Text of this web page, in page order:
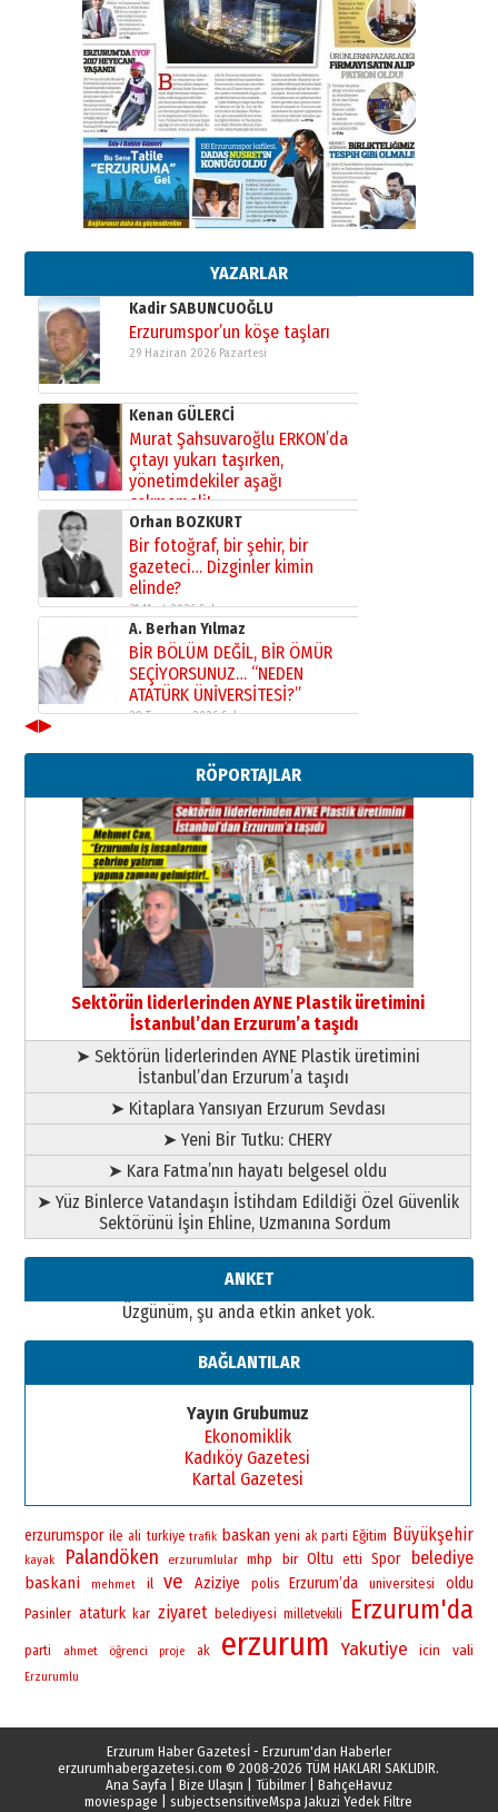
YAZARLAR
Ahmed Yesevi’den bir Alperen…
”Reisimiz” idi… Hakka yürüdü.!
26 Mart 2026 Perşembe
Cem Bakırcı
Ardında bıraktığı hatıralarıyla
gönül adamı Faruk Terzioğlu!
13 Mayıs 2026 Çarşamba
Esat BİNDESEN
Başkan Sekmen’den Erzurum’a
bir vizyon proje daha!
02 Ağustos 2026 Pazar
Kadir SABUNCUOĞLU
Erzurumspor’un köşe taşları
29 Haziran 2026 Pazartesi
Kenan GÜLERCİ
Murat Şahsuvaroğlu ERKON’da
çıtayı yukarı taşırken,
yönetimdekiler aşağı
çekmemeli!
17 Şubat 2026 SalıOrhan BOZKURT
Bir fotoğraf, bir şehir, bir
gazeteci… Dizginler kimin
elinde?
31 Mart 2026 Salı
A. Berhan Yılmaz
BİR BÖLÜM DEĞİL, BİR ÖMÜR
SEÇİYORSUNUZ… “NEDEN
ATATÜRK ÜNİVERSİTESİ?”
28 Temmuz 2026 Salı
Ahmed Yesevi’den bir Alperen…
”Reisimiz” idi… Hakka yürüdü.!
26 Mart 2026 Perşembe
Cem Bakırcı
Ardında bıraktığı hatıralarıyla
gönül adamı Faruk Terzioğlu!
13 Mayıs 2026 Çarşamba
Esat BİNDESEN
Başkan Sekmen’den Erzurum’a
bir vizyon proje daha!
02 Ağustos 2026 Pazar
◀▶
RÖPORTAJLAR
Sektörün liderlerinden AYNE Plastik üretimini
İstanbul’dan Erzurum’a taşıdı
➤ Sektörün liderlerinden AYNE Plastik üretimini
İstanbul’dan Erzurum’a taşıdı
➤ Kitaplara Yansıyan Erzurum Sevdası
➤ Yeni Bir Tutku: CHERY
➤ Kara Fatma’nın hayatı belgesel oldu
➤ Yüz Binlerce Vatandaşın İstihdam Edildiği Özel Güvenlik
Sektörünü İşin Ehline, Uzmanına Sordum
ANKET
Üzgünüm, şu anda etkin anket yok.
BAĞLANTILAR
Yayın Grubumuz
Ekonomiklik
Kadıköy Gazetesi
Kartal Gazetesi
erzurumspor ile ali turkiye trafik baskan yeni ak parti Eğitim Büyükşehir
kayak Palandöken erzurumlular mhp bir Oltu etti Spor belediye
baskani mehmet il ve Aziziye polis Erzurum’da universitesi oldu
Pasinler ataturk kar ziyaret belediyesi milletvekili Erzurum'da
parti ahmet öğrenci proje ak erzurum Yakutiye icin vali
Erzurumlu
Erzurum Haber Gazetesİ - Erzurum'dan Haberler
erzurumhabergazetesi.com © 2008-2026 TÜM HAKLARI SAKLIDIR.
Ana Sayfa
Bize Ulaşın Tübilmer| BahçeHavuz
moviespage |subjectsensitiveMspa Jakuzi Yedek Filtre